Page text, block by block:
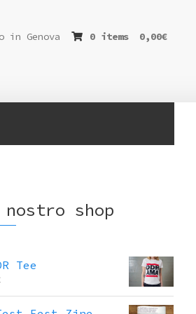
in Genova 0 items 0,00€
shop
Tee